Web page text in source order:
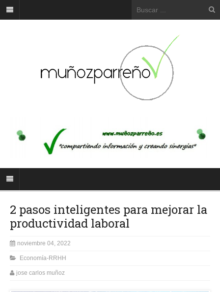
2 pasos inteligentes para mejorar la
productividad laboral
noviembre 04, 2022
Economía-RRHH
jose carlos muñoz